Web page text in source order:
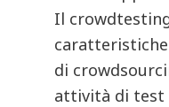
Il
di
attività di test